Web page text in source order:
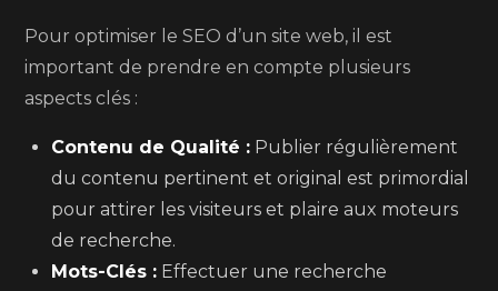
Pour optimiser le SEO d’un site web, il est
important de prendre en compte plusieurs
aspects clés :
Contenu de Qualité : Publier régulièrement
du contenu pertinent et original est primordial
pour attirer les visiteurs et plaire aux moteurs
de recherche.
Mots-Clés : Effectuer une recherche